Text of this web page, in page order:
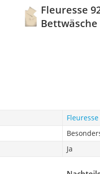
Fleuresse
Bettwäsche
Ja